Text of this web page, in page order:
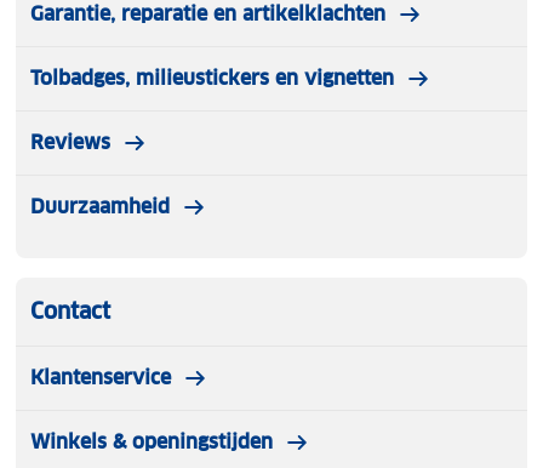
Garantie, reparatie en artikelklachten
Tolbadges, milieustickers en vignetten
Reviews
Duurzaamheid
Contact
Klantenservice
Winkels & openingstijden